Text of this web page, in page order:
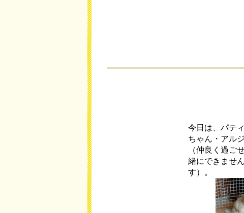
今日は、パテ
ちゃん・アル
（仲良く過ご
緒にできませ
す）。